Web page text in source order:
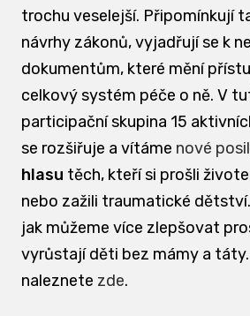
trochu veselejší. Připomínkují
návrhy zákonů, vyjadřují se k
dokumentům, které mění
celkový systém péče o ně. V
participační skupina 15
se rozšiřuje a vítáme nové
hlasu těch, kteří si prošli
nebo zažili traumatické
jak můžeme více zlepšovat
vyrůstají děti bez mámy a
naleznete zde.